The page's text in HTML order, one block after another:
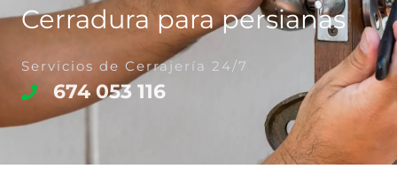
Cerradura para persianas
Servicios de Cerrajería 24/7
674 053 116